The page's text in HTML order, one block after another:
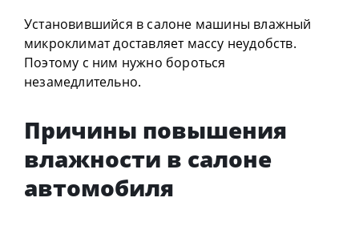
Установившийся в салоне машины влажный
микроклимат доставляет массу неудобств.
Поэтому с ним нужно бороться
незамедлительно.
Причины повышения
влажности в салоне
автомобиля